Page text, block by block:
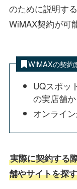
のために説明す
WiMAX契約が可
WiMAXの契約
UQスポッ
の実店舗
オンライ
実際に契約する
舗やサイトを探